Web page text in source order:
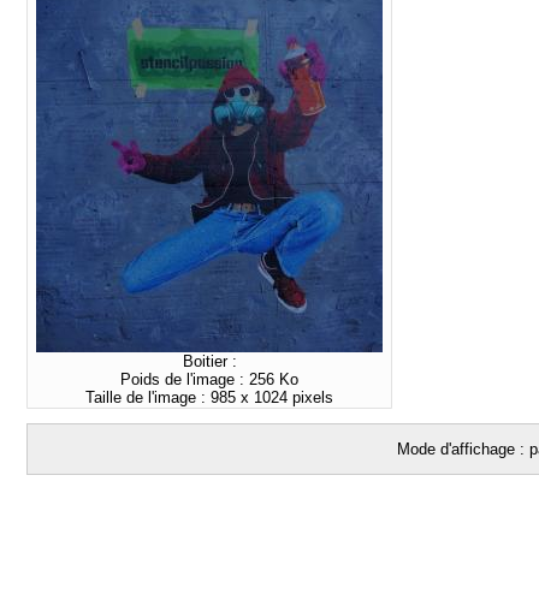
Boitier :
Poids de l'image : 256 Ko
Taille de l'image : 985 x 1024 pixels
Mode d'affichage :